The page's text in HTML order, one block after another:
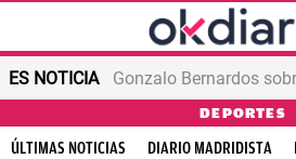
ES NOTICIA Gonzalo Bernardos
DEPORTES
ÚLTIMAS NOTICIAS DIARIO MADRIDISTA